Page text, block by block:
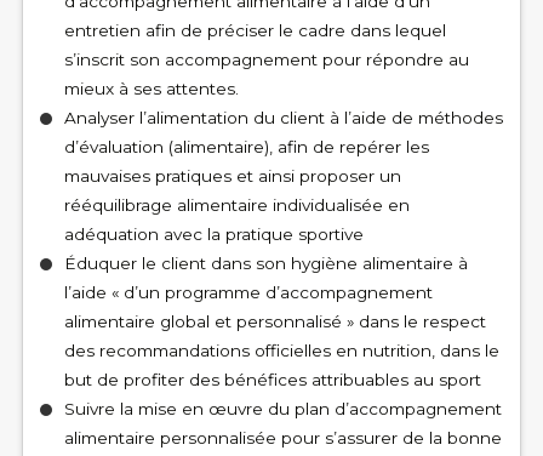
entretien afin de préciser le cadre dans lequel
s’inscrit son accompagnement pour répondre au
mieux à ses attentes.
Analyser l’alimentation du client à l’aide de méthodes
d’évaluation (alimentaire), afin de repérer les
mauvaises pratiques et ainsi proposer un
rééquilibrage alimentaire individualisée en
adéquation avec la pratique sportive
Éduquer le client dans son hygiène alimentaire à
l’aide « d’un programme d’accompagnement
alimentaire global et personnalisé » dans le respect
des recommandations officielles en nutrition, dans le
but de profiter des bénéfices attribuables au sport
Suivre la mise en œuvre du plan d’accompagnement
alimentaire personnalisée pour s’assurer de la bonne